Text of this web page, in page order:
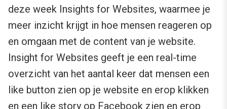
deze week Insights for Websites, waarmee je
meer inzicht krijgt in hoe mensen reageren op
en omgaan met de content van je website.
Insight for Websites geeft je een real-time
overzicht van het aantal keer dat mensen een
like button zien op je website en erop klikken
en een like story op Facebook zien en erop